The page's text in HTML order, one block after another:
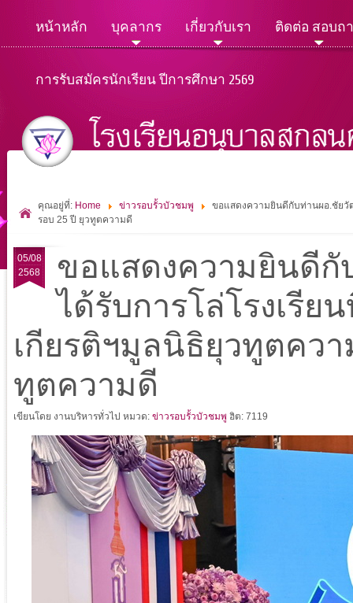
หน้าหลัก บุคลากร เกี่ยวกับเรา ติดต่อ สอบถ
การรับสมัครนักเรียน ปีการศึกษา 2569
คุณอยู่ที่: Home ข่าวรอบรั้วบัวชมพู
ขอแสดงความยินดีกับท่านผอ.ชัยวั
รอบ 25 ปี ยุวทูตความดี
05/08
2568
ขอแสดงความยินดี
ได้รับการโล่โรงเรี
เกียรติฯมูลนิธิยุวทูตคว
ทูตความดี
เขียนโดย งานบริหารทั่วไป หมวด: ข่าวรอบรั้วบัวชมพู ฮิต: 7119